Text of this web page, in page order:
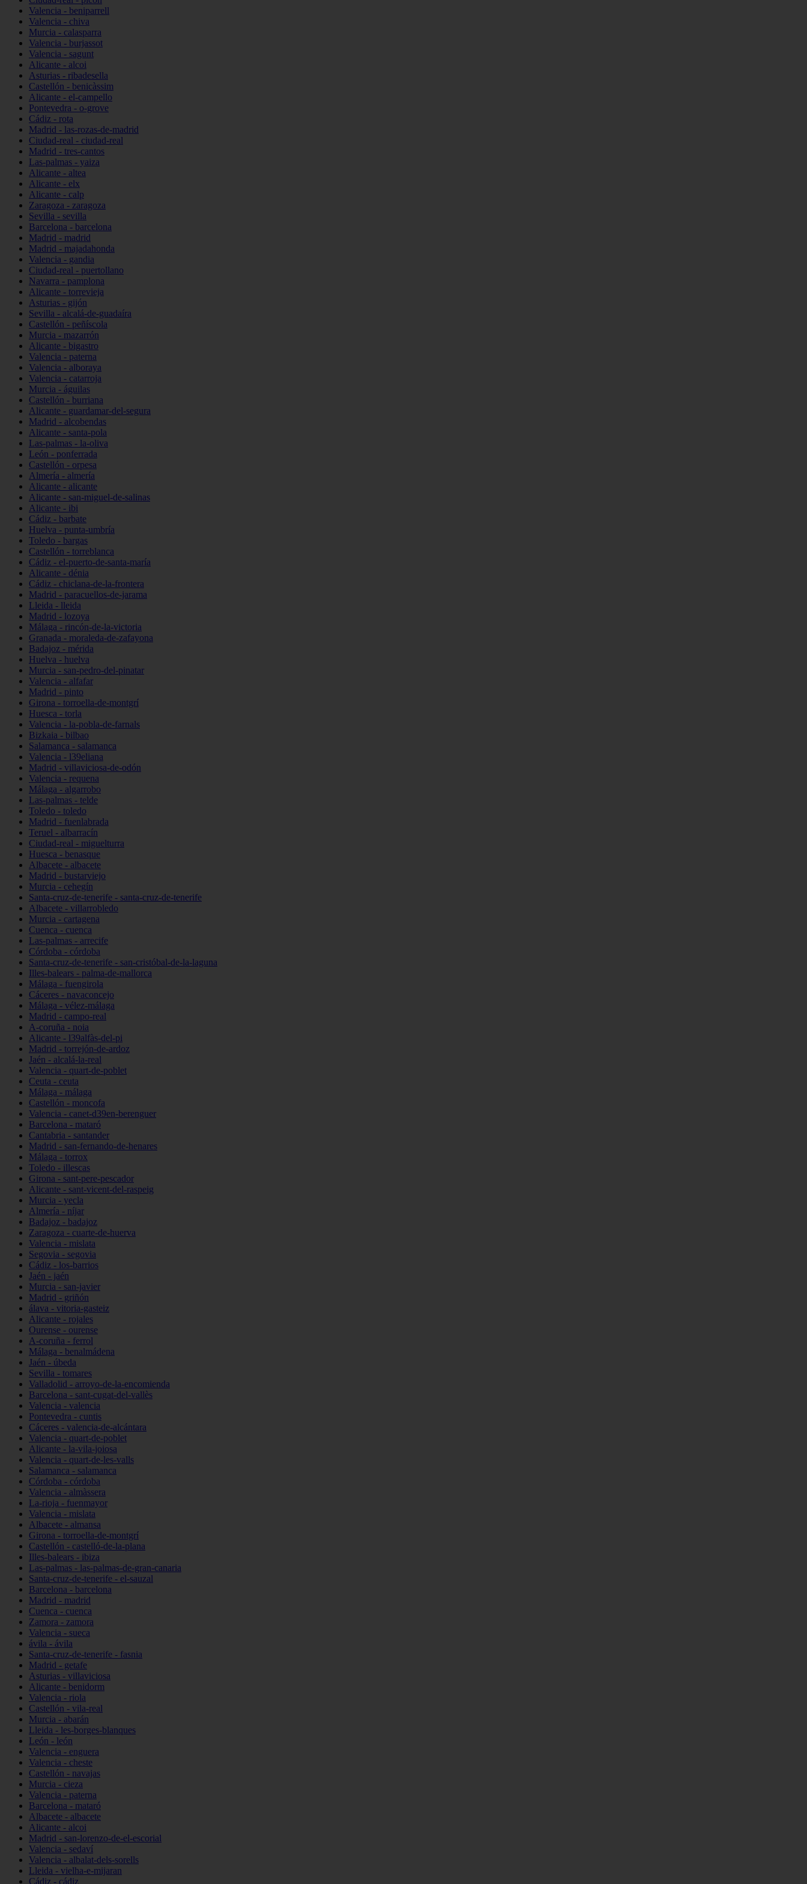
Valencia - beniparrell
Valencia - chiva
Murcia - calasparra
Valencia - burjassot
Valencia - sagunt
Alicante - alcoi
Asturias - ribadesella
Castellón - benicàssim
Alicante - el-campello
Pontevedra - o-grove
Cádiz - rota
Madrid - las-rozas-de-madrid
Ciudad-real - ciudad-real
Madrid - tres-cantos
Las-palmas - yaiza
Alicante - altea
Alicante - elx
Alicante - calp
Zaragoza - zaragoza
Sevilla - sevilla
Barcelona - barcelona
Madrid - madrid
Madrid - majadahonda
Valencia - gandia
Ciudad-real - puertollano
Navarra - pamplona
Alicante - torrevieja
Asturias - gijón
Sevilla - alcalá-de-guadaíra
Castellón - peñíscola
Murcia - mazarrón
Alicante - bigastro
Valencia - paterna
Valencia - alboraya
Valencia - catarroja
Murcia - águilas
Castellón - burriana
Alicante - guardamar-del-segura
Madrid - alcobendas
Alicante - santa-pola
Las-palmas - la-oliva
León - ponferrada
Castellón - orpesa
Almería - almería
Alicante - alicante
Alicante - san-miguel-de-salinas
Alicante - ibi
Cádiz - barbate
Huelva - punta-umbría
Toledo - bargas
Castellón - torreblanca
Cádiz - el-puerto-de-santa-maría
Alicante - dénia
Cádiz - chiclana-de-la-frontera
Madrid - paracuellos-de-jarama
Lleida - lleida
Madrid - lozoya
Málaga - rincón-de-la-victoria
Granada - moraleda-de-zafayona
Badajoz - mérida
Huelva - huelva
Murcia - san-pedro-del-pinatar
Valencia - alfafar
Madrid - pinto
Girona - torroella-de-montgrí
Huesca - torla
Valencia - la-pobla-de-farnals
Bizkaia - bilbao
Salamanca - salamanca
Valencia - l39eliana
Madrid - villaviciosa-de-odón
Valencia - requena
Málaga - algarrobo
Las-palmas - telde
Toledo - toledo
Madrid - fuenlabrada
Teruel - albarracín
Ciudad-real - miguelturra
Huesca - benasque
Albacete - albacete
Madrid - bustarviejo
Murcia - cehegín
Santa-cruz-de-tenerife - santa-cruz-de-tenerife
Albacete - villarrobledo
Murcia - cartagena
Cuenca - cuenca
Las-palmas - arrecife
Córdoba - córdoba
Santa-cruz-de-tenerife - san-cristóbal-de-la-laguna
Illes-balears - palma-de-mallorca
Málaga - fuengirola
Cáceres - navaconcejo
Málaga - vélez-málaga
Madrid - campo-real
A-coruña - noia
Alicante - l39alfàs-del-pi
Madrid - torrejón-de-ardoz
Jaén - alcalá-la-real
Valencia - quart-de-poblet
Ceuta - ceuta
Málaga - málaga
Castellón - moncofa
Valencia - canet-d39en-berenguer
Barcelona - mataró
Cantabria - santander
Madrid - san-fernando-de-henares
Málaga - torrox
Toledo - illescas
Girona - sant-pere-pescador
Alicante - sant-vicent-del-raspeig
Murcia - yecla
Almería - níjar
Badajoz - badajoz
Zaragoza - cuarte-de-huerva
Valencia - mislata
Segovia - segovia
Cádiz - los-barrios
Jaén - jaén
Murcia - san-javier
Madrid - griñón
álava - vitoria-gasteiz
Alicante - rojales
Ourense - ourense
A-coruña - ferrol
Málaga - benalmádena
Jaén - úbeda
Sevilla - tomares
Valladolid - arroyo-de-la-encomienda
Barcelona - sant-cugat-del-vallès
Valencia - valencia
Pontevedra - cuntis
Cáceres - valencia-de-alcántara
Valencia - quart-de-poblet
Alicante - la-vila-joiosa
Valencia - quart-de-les-valls
Salamanca - salamanca
Córdoba - córdoba
Valencia - almàssera
La-rioja - fuenmayor
Valencia - mislata
Albacete - almansa
Girona - torroella-de-montgrí
Castellón - castelló-de-la-plana
Illes-balears - ibiza
Las-palmas - las-palmas-de-gran-canaria
Santa-cruz-de-tenerife - el-sauzal
Barcelona - barcelona
Madrid - madrid
Cuenca - cuenca
Zamora - zamora
Valencia - sueca
ávila - ávila
Santa-cruz-de-tenerife - fasnia
Madrid - getafe
Asturias - villaviciosa
Alicante - benidorm
Valencia - riola
Castellón - vila-real
Murcia - abarán
Lleida - les-borges-blanques
León - león
Valencia - enguera
Valencia - cheste
Castellón - navajas
Murcia - cieza
Valencia - paterna
Barcelona - mataró
Albacete - albacete
Alicante - alcoi
Madrid - san-lorenzo-de-el-escorial
Valencia - sedaví
Valencia - albalat-dels-sorells
Lleida - vielha-e-mijaran
Cádiz - cádiz